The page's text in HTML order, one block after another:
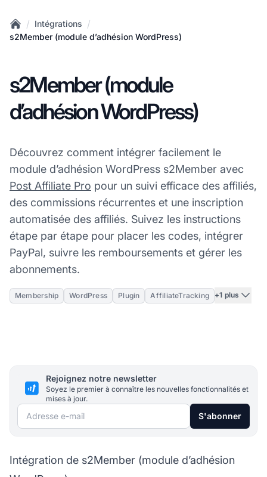
Home
/ Intégrations /
s2Member (module d’adhésion WordPress)
s2Member (module
d’adhésion WordPress)
Découvrez comment intégrer facilement le
module d’adhésion WordPress s2Member avec
Post Affiliate Pro pour un suivi efficace des affiliés,
des commissions récurrentes et une inscription
automatisée des affiliés. Suivez les instructions
étape par étape pour placer les codes, intégrer
PayPal, suivre les remboursements et gérer les
abonnements.
Membership WordPress Plugin AffiliateTracking +1 plus
Rejoignez notre newsletter
Soyez le premier à connaître les nouvelles fonctionnalités et
mises à jour.
Adresse e-mail S'abonner
Intégration de s2Member (module d’adhésion